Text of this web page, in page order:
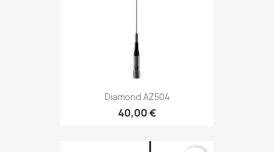
Diamond AZ504
40,00 €